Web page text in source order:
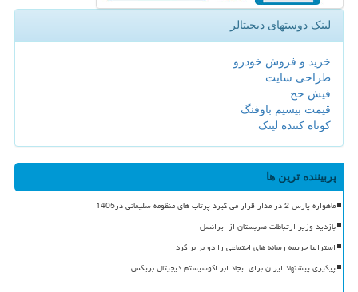
لینک دوستهای دیجیتالر
خرید و فروش خودرو
طراحی سایت
فیش حج
قیمت بیسیم باوفنگ
کوتاه کننده لینک
پربیننده ترین ها
ماهواره پارس 2 در مدار قرار می گیرد پرتاب های منظومه سلیمانی در1405
بازدید وزیر ارتباطات صربستان از ایرانسل
استرالیا جریمه رسانه های اجتماعی را دو برابر کرد
پیگیری پیشنهاد ایران برای ایجاد ابر اکوسیستم دیجیتال بریکس